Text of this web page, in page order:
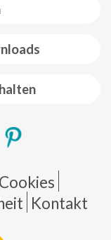
página
Cookies
Kontakt